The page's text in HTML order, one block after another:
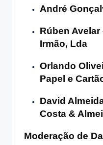
André
Rúben Avelar
Irmão, Lda
Orlando
Papel e
David
Costa &
Moderação de